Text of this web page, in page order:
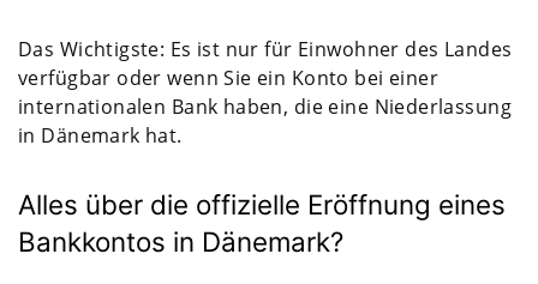
Das Wichtigste: Es ist nur für Einwohner des Landes
verfügbar oder wenn Sie ein Konto bei einer
internationalen Bank haben, die eine Niederlassung
in Dänemark hat.
Alles über die offizielle Eröffnung eines
Bankkontos in Dänemark?